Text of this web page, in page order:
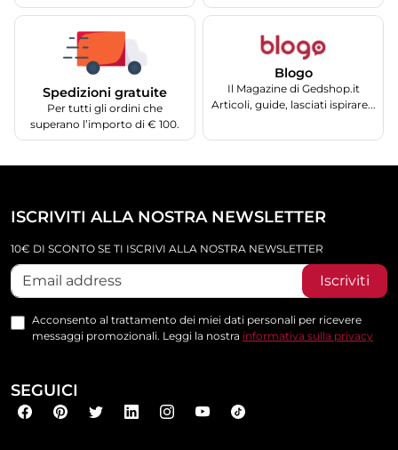
Spedizioni gratuite
Per tutti gli ordini che
superano l’importo di € 100.
Blogo
Il Magazine di Gedshop.it
Articoli, guide, lasciati ispirare...
ISCRIVITI ALLA NOSTRA NEWSLETTER
10€ DI SCONTO SE TI ISCRIVI ALLA NOSTRA NEWSLETTER
Iscriviti
Acconsento al trattamento dei miei dati personali per ricevere
messaggi promozionali. Leggi la nostra informativa sulla privacy
SEGUICI